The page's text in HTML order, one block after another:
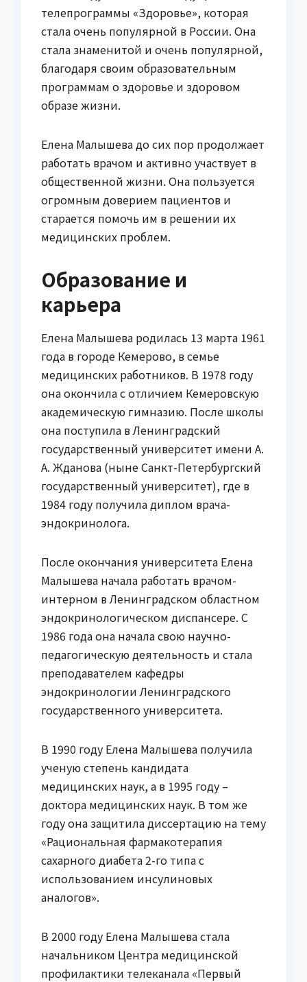
телепрограммы «Здоровье», которая
стала очень популярной в России. Она
стала знаменитой и очень популярной,
благодаря своим образовательным
программам о здоровье и здоровом
образе жизни.
Елена Малышева до сих пор продолжает
работать врачом и активно участвует в
общественной жизни. Она пользуется
огромным доверием пациентов и
старается помочь им в решении их
медицинских проблем.
Образование и
карьера
Елена Малышева родилась 13 марта 1961
года в городе Кемерово, в семье
медицинских работников. В 1978 году
она окончила с отличием Кемеровскую
академическую гимназию. После школы
она поступила в Ленинградский
государственный университет имени А.
А. Жданова (ныне Санкт-Петербургский
государственный университет), где в
1984 году получила диплом врача-
эндокринолога.
После окончания университета Елена
Малышева начала работать врачом-
интерном в Ленинградском областном
эндокринологическом диспансере. С
1986 года она начала свою научно-
педагогическую деятельность и стала
преподавателем кафедры
эндокринологии Ленинградского
государственного университета.
В 1990 году Елена Малышева получила
ученую степень кандидата
медицинских наук, а в 1995 году –
доктора медицинских наук. В том же
году она защитила диссертацию на тему
«Рациональная фармакотерапия
сахарного диабета 2-го типа с
использованием инсулиновых
аналогов».
В 2000 году Елена Малышева стала
начальником Центра медицинской
профилактики телеканала «Первый